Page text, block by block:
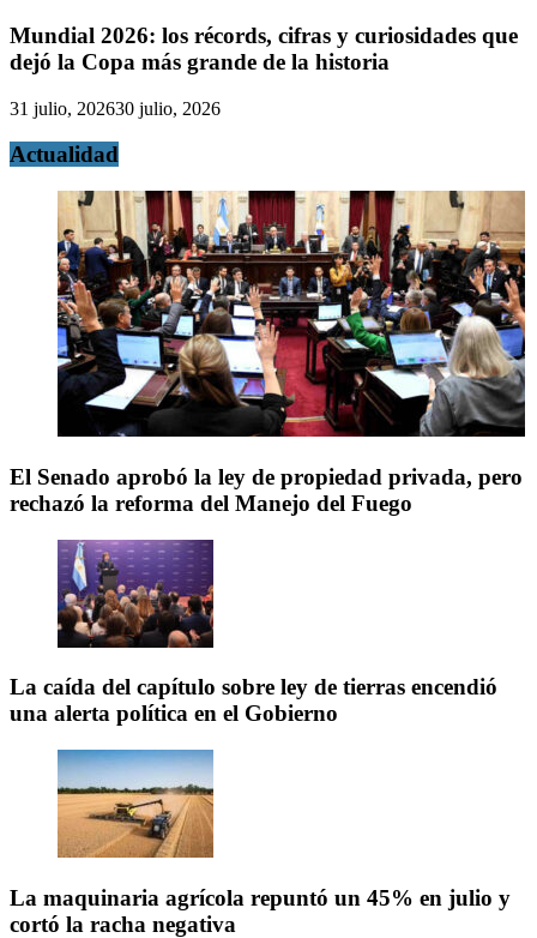
Mundial 2026: los récords, cifras y curiosidades que
dejó la Copa más grande de la historia
31 julio, 202630 julio, 2026
Actualidad
El Senado aprobó la ley de propiedad privada, pero
rechazó la reforma del Manejo del Fuego
La caída del capítulo sobre ley de tierras encendió
una alerta política en el Gobierno
La maquinaria agrícola repuntó un 45% en julio y
cortó la racha negativa